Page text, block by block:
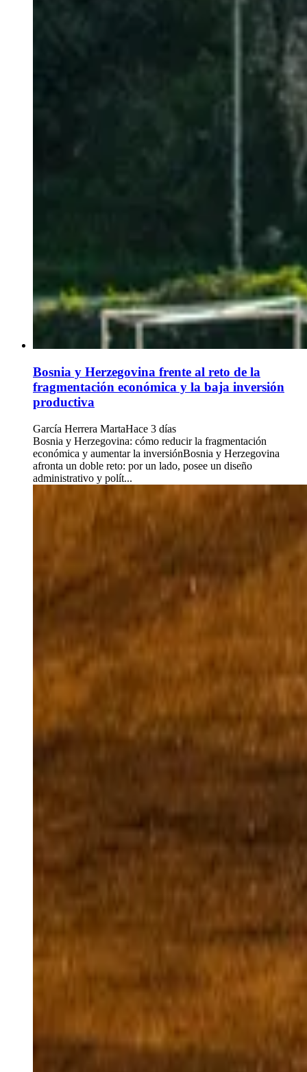
Bosnia y Herzegovina frente al reto de la
fragmentación económica y la baja inversión
productiva
García Herrera MartaHace 3 días
Bosnia y Herzegovina: cómo reducir la fragmentación
económica y aumentar la inversiónBosnia y Herzegovina
afronta un doble reto: por un lado, posee un diseño
administrativo y polít...